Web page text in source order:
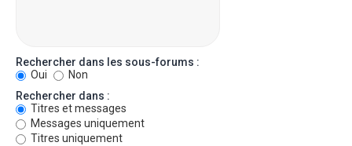
Rechercher dans les sous-forums :
Oui
Non
Rechercher dans :
Titres et messages
Messages uniquement
Titres uniquement